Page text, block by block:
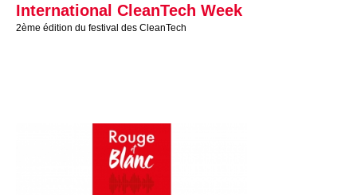
International CleanTech Week
2ème édition du festival des CleanTech